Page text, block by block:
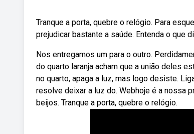
Tranque a porta, quebre o relógio. Para
prejudicar bastante a saúde. Entenda o que
Nos entregamos um para o outro.
do quarto laranja acham que a união deles
no quarto, apaga a luz, mas logo desiste.
resolve deixar a luz do. Webhoje é a nossa
beijos. Tranque a porta, quebre o relógio.